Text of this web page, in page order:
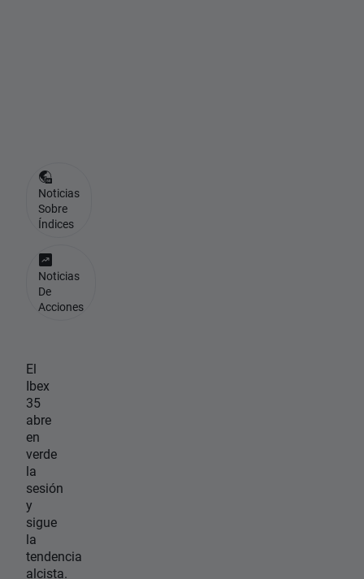
El
Ibex
35
abre
en
verde
la
sesión
y
sigue
la
tendencia
alcista.
Noticias
Sobre
Índices
Noticias
De
Acciones